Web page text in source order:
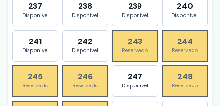
237
Disponivel
238
Disponivel
239
Disponivel
240
Disponivel
241
Disponivel
242
Disponivel
243
Reservado
244
Reservado
245
Reservado
246
Reservado
247
Disponivel
248
Reservado